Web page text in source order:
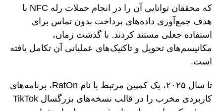
که محققان توانایی آن را در انجام حملات رله NFC با
هدف جمع‌آوری داده‌های پرداخت بدون تماس برای
استفاده جعلی مستند کردند. با گذشت زمان،
مکانیسم‌های تحویل و تاکتیک‌های عملیاتی آن تکامل یافته
است.
تا سال ۲۰۲۵، یک کمپین مرتبط با نام RatOn، برنامه‌های
کاربردی مخرب را در قالب نسخه‌های بزرگسال TikTok